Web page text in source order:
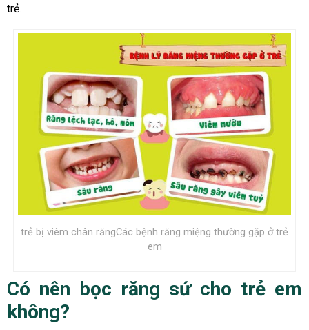
trẻ.
trẻ bị viêm chân răngCác bệnh răng miệng thường gặp ở trẻ
em
Có nên bọc răng sứ cho trẻ em
không?